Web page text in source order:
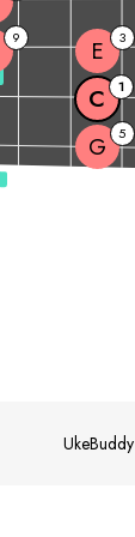
G 5
C 1
9 E 3
UkeBuddy